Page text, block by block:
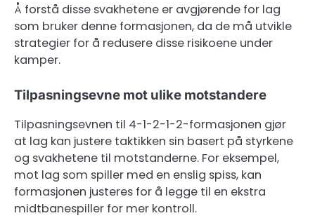
Å forstå disse svakhetene er avgjørende for lag
som bruker denne formasjonen, da de må utvikle
strategier for å redusere disse risikoene under
kamper.
Tilpasningsevne mot ulike motstandere
Tilpasningsevnen til 4-1-2-1-2-formasjonen gjør
at lag kan justere taktikken sin basert på styrkene
og svakhetene til motstanderne. For eksempel,
mot lag som spiller med en enslig spiss, kan
formasjonen justeres for å legge til en ekstra
midtbanespiller for mer kontroll.